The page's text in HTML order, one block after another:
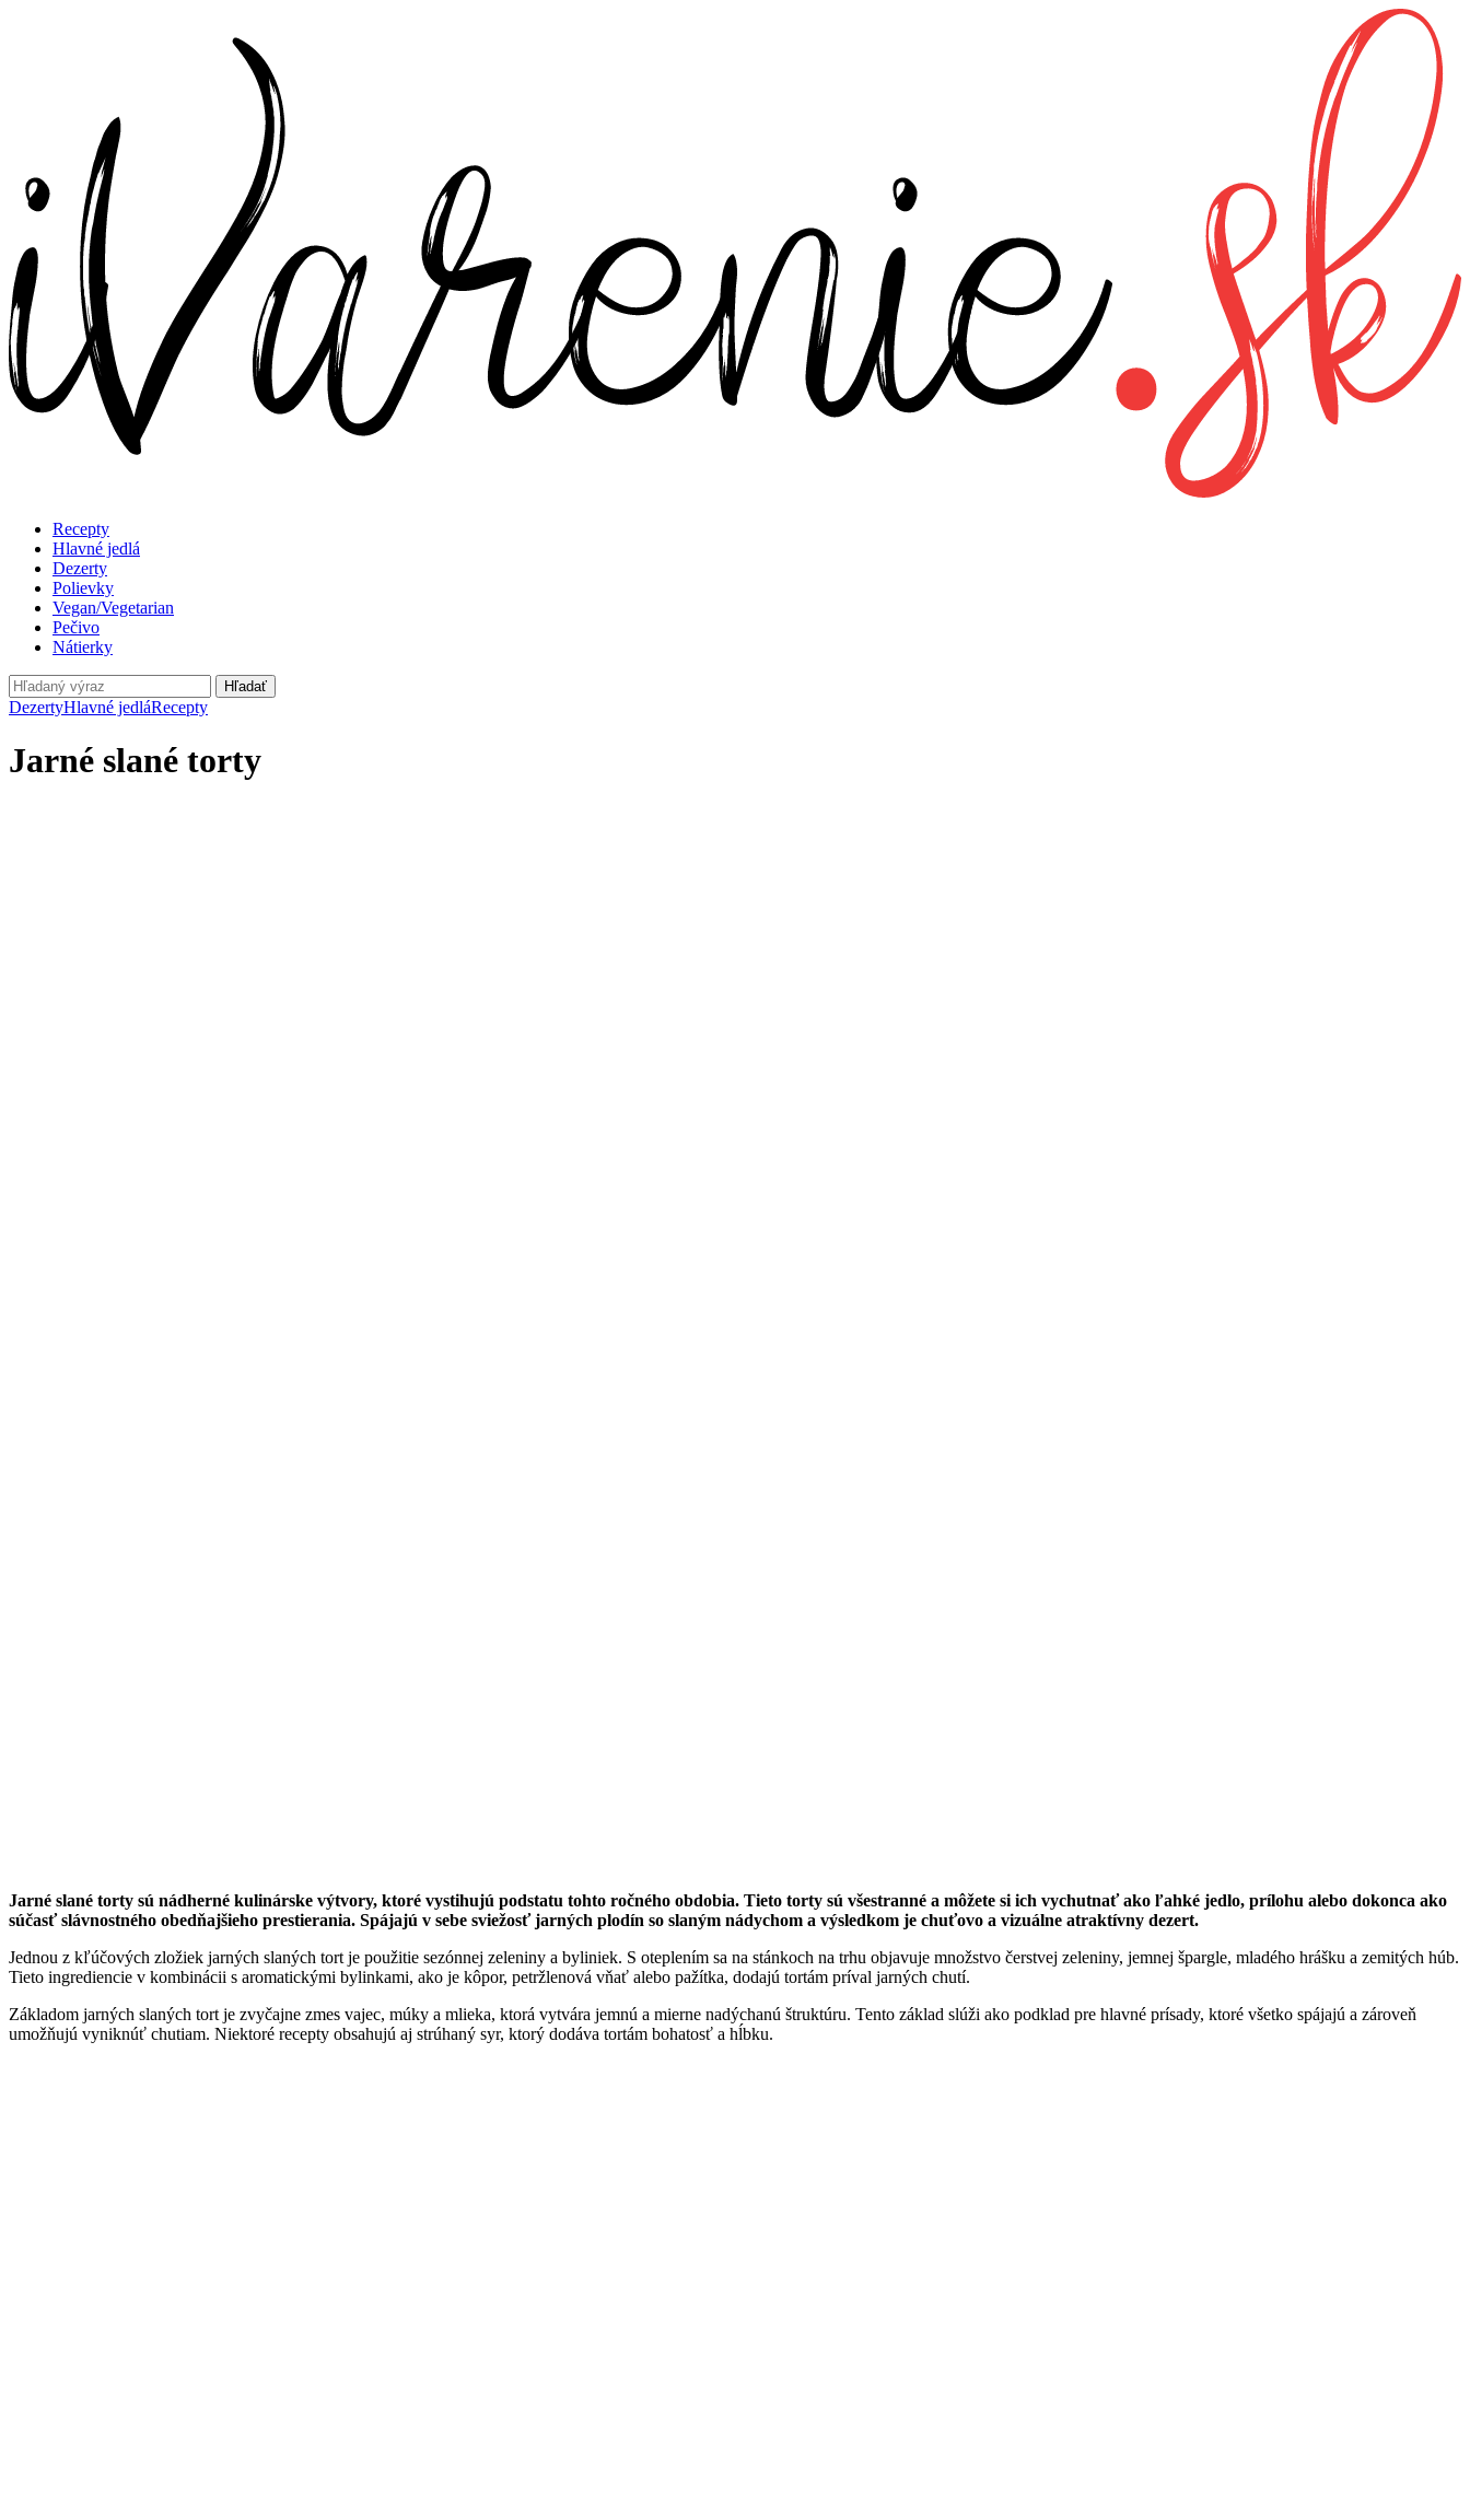
Recepty
Hlavné jedlá
Dezerty
Polievky
Vegan/Vegetarian
Pečivo
Nátierky
Hľadať
DezertyHlavné jedláRecepty
Jarné slané torty
Jarné slané torty sú nádherné kulinárske výtvory, ktoré vystihujú podstatu tohto ročného obdobia. Tieto torty sú všestranné a môžete si ich vychutnať ako ľahké jedlo, prílohu alebo dokonca ako
súčasť slávnostného obedňajšieho prestierania. Spájajú v sebe sviežosť jarných plodín so slaným nádychom a výsledkom je chuťovo a vizuálne atraktívny dezert.
Jednou z kľúčových zložiek jarných slaných tort je použitie sezónnej zeleniny a byliniek. S oteplením sa na stánkoch na trhu objavuje množstvo čerstvej zeleniny, jemnej špargle, mladého hrášku a zemitých húb.
Tieto ingrediencie v kombinácii s aromatickými bylinkami, ako je kôpor, petržlenová vňať alebo pažítka, dodajú tortám príval jarných chutí.
Základom jarných slaných tort je zvyčajne zmes vajec, múky a mlieka, ktorá vytvára jemnú a mierne nadýchanú štruktúru. Tento základ slúži ako podklad pre hlavné prísady, ktoré všetko spájajú a zároveň
umožňujú vyniknúť chutiam. Niektoré recepty obsahujú aj strúhaný syr, ktorý dodáva tortám bohatosť a hĺbku.